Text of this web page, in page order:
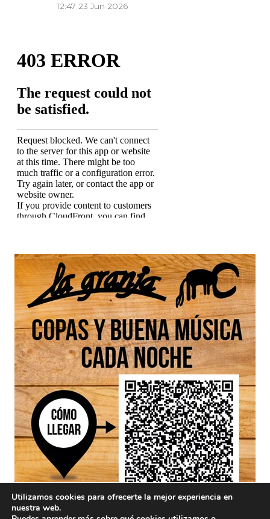
12:47 23 Jun 2026
Utilizamos cookies para ofrecerte la mejor experiencia en
nuestra web.